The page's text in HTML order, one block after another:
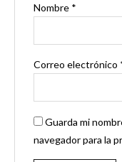
Nombre *
Correo electrónico
Guarda mi
navegador para la